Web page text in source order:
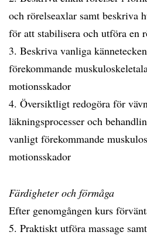
och rörelseaxlar samt beskriva
för att stabilisera och utföra en
3. Beskriva vanliga
förekommande
motionsskador
4. Översiktligt redogöra för
läkningsprocesser och
vanligt förekommande
motionsskador
Färdigheter och förmåga
Efter genomgången kurs
5. Praktiskt utföra massage